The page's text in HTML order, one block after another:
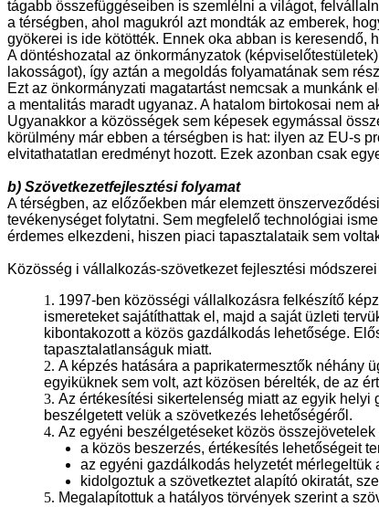
tágabb összefüggéseiben is szemlélni a világot,
a térségben, ahol magukról azt mondták az emberek,
gyökerei is ide kötötték. Ennek oka abban is keresendő,
A döntéshozatal az önkormányzatok
lakosságot), így aztán a megoldás folyamatának sem
Ezt az önkormányzati magatartást nemcsak a munkánk
a mentalitás maradt ugyanaz. A hatalom birtokosai nem
Ugyanakkor a közösségek sem képesek egymással
körülmény már ebben a térségben is hat: ilyen az EU-s
elvitathatatlan eredményt hozott. Ezek azonban csak
b) Szövetkezetfejlesztési folyamat
A térségben, az előzőekben már elemzett
tevékenységet folytatni. Sem megfelelő technológiai
érdemes elkezdeni, hiszen piaci tapasztalataik sem
Közösség i vállalkozás-szövetkezet fejlesztési
1. 1997-ben közösségi vállalkozásra felkészítő
ismereteket sajátíthattak el, majd a saját üzleti
kibontakozott a közös gazdálkodás lehetősége.
tapasztalatlanságuk miatt.
2. A képzés hatására a paprikatermesztők néhány
egyiküknek sem volt, azt közösen bérelték, de az
3. Az értékesítési sikertelenség miatt az egyik
beszélgetett velük a szövetkezés lehetőségéről.
4. Az egyéni beszélgetéseket közös összejövetelek
a közös beszerzés, értékesítés lehetőségeit
az egyéni gazdálkodás helyzetét mérlegeltük
kidolgoztuk a szövetkeztet alapító okiratát,
5. Megalapítottuk a hatályos törvények szerint a